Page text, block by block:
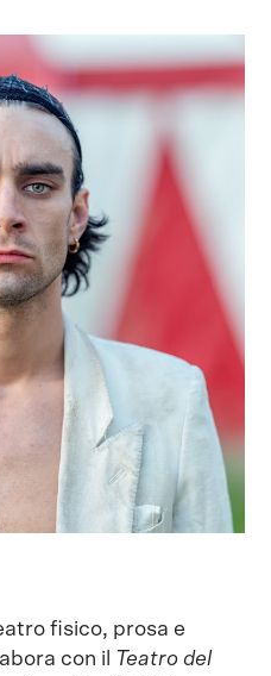
fisico, prosa e
con il Teatro del